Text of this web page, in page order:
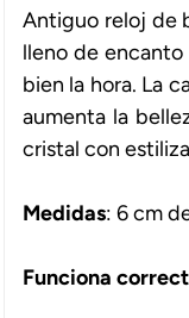
Antiguo reloj de
lleno de
bien la hora. La
aumenta la
cristal con
Medidas: 6 cm
Funciona